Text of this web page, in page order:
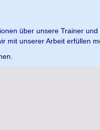
über unsere Trainer
mit unserer Arbeit erfüllen